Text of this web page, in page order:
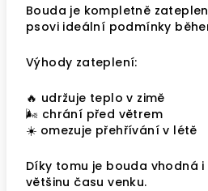
Bouda je kompletně
psovi ideální podmínky
Výhody zateplení:
🔥 udržuje teplo v zimě
🌬️ chrání před větrem
☀️ omezuje přehřívání v létě
Díky tomu je bouda vhodná
většinu času venku.